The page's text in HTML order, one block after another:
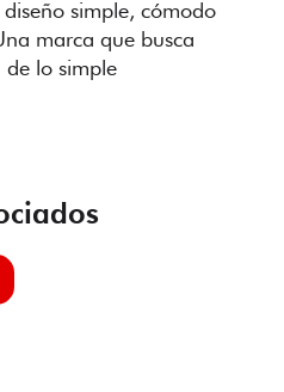
simple, cómodo
marca que busca
de lo simple